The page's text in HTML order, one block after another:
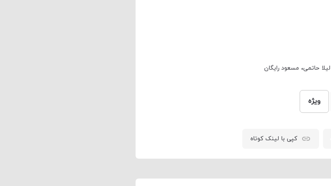
لیلا حاتمی، مسعود رایگان
ویژه
کپی با لینک کوتاه